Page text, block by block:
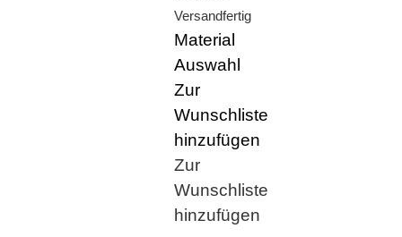
Versandfertig
Material
Auswahl
Zur
Wunschliste
hinzufügen
Zur
Wunschliste
hinzufügen